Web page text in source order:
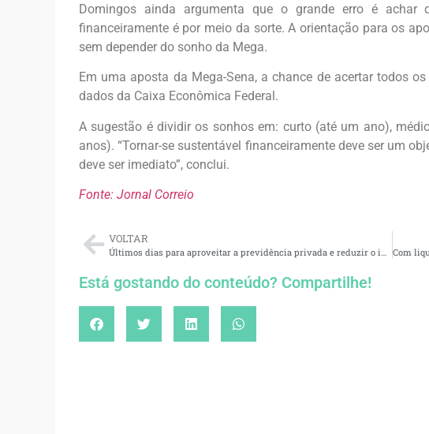
Domingos ainda argumenta que o grande erro é
financeiramente é por meio da sorte. A orientação para os
sem depender do sonho da Mega.
Em uma aposta da Mega-Sena, a chance de acertar todos
dados da Caixa Econômica Federal.
A sugestão é dividir os sonhos em: curto (até um ano),
anos). “Tornar-se sustentável financeiramente deve ser um
deve ser imediato”, conclui.
Fonte: Jornal Correio
VOLTAR
Últimos dias para aproveitar a previdência privada e reduzir o imposto de renda em 2024
Está gostando do conteúdo? Compartilhe!